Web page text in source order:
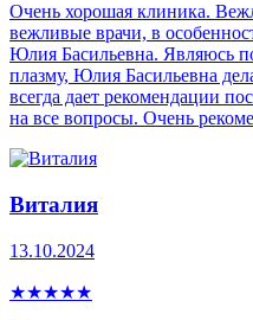
Очень хорошая клиника.
вежливые врачи, в
Юлия Басильевна. Являюсь
плазму, Юлия Басильевна
всегда дает рекомендации
на все вопросы. Очень
Виталия
13.10.2024
★★★★★